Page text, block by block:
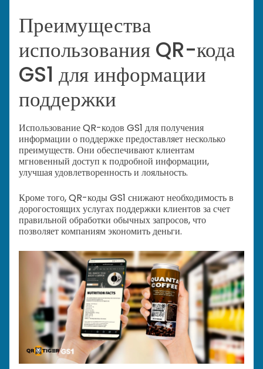
Преимущества
использования QR-кода
GS1 для информации
поддержки
Использование QR-кодов GS1 для получения
информации о поддержке предоставляет несколько
преимуществ. Они обеспечивают клиентам
мгновенный доступ к подробной информации,
улучшая удовлетворенность и лояльность.
Кроме того, QR-коды GS1 снижают необходимость в
дорогостоящих услугах поддержки клиентов за счет
правильной обработки обычных запросов, что
позволяет компаниям экономить деньги.